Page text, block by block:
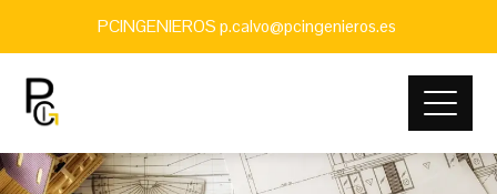
PCINGENIEROS p.calvo@pcingenieros.es